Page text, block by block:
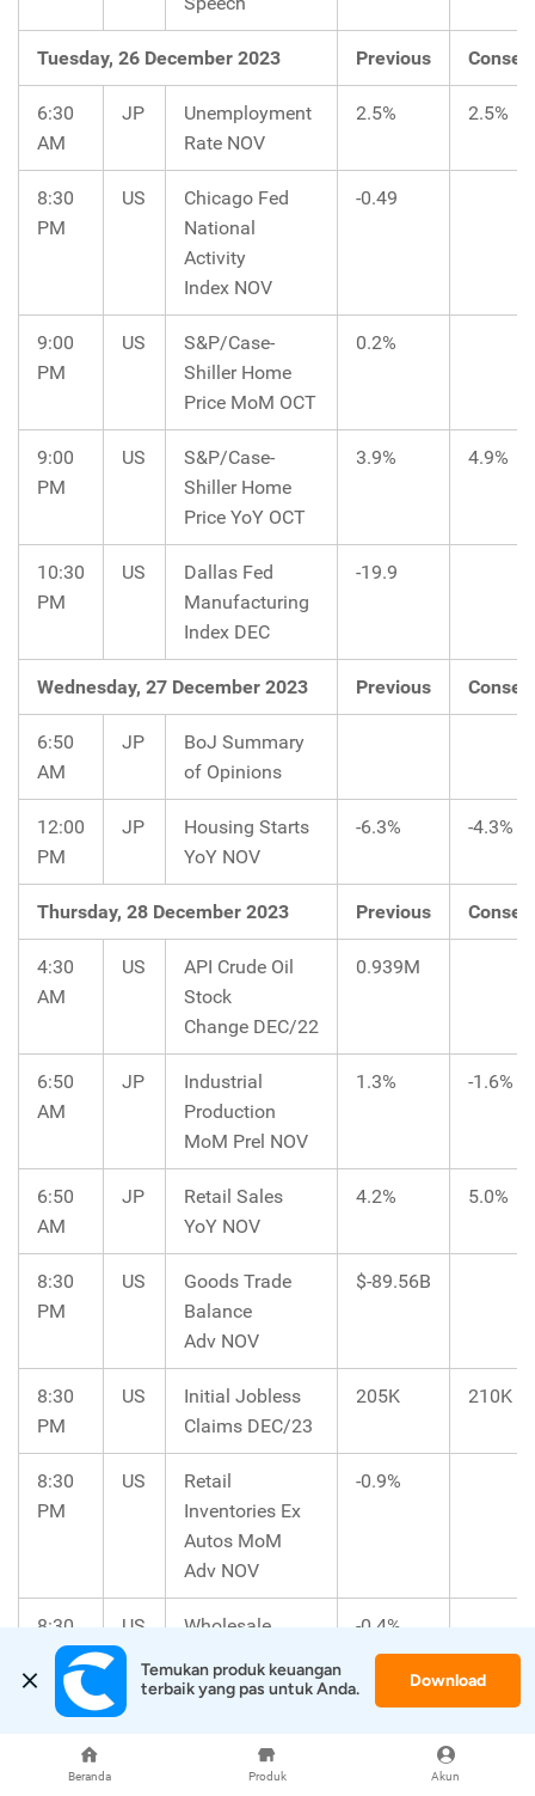
Beranda Produk Akun
Tuesday, 26 December 2023 Previous
6:30
AM
JP
Unemployment
Rate NOV
2.5% 2.5%
8:30
PM
US
Chicago Fed
National
Activity
Index NOV
-0.49
9:00
PM
US
S&P/Case-
Shiller Home
Price MoM OCT
0.2%
9:00
PM
US
S&P/Case-
Shiller Home
Price YoY OCT
3.9% 4.9%
10:30
PM
US
Dallas Fed
Manufacturing
Index DEC
-19.9
Wednesday, 27 December 2023 Previous
6:50
AM
JP
BoJ Summary
of Opinions
12:00
PM
JP
Housing Starts
YoY NOV
-6.3% -4.3%
Thursday, 28 December 2023 Previous
4:30
AM
US
API Crude Oil
Stock
Change DEC/22
0.939M
6:50
AM
JP
Industrial
Production
MoM Prel NOV
1.3% -1.6%
6:50
AM
JP
Retail Sales
YoY NOV
4.2% 5.0%
8:30
PM
US
Goods Trade
Balance
Adv NOV
$-89.56B
8:30
PM
US
Initial Jobless
Claims DEC/23
205K 210K
8:30
PM
US
Retail
Inventories Ex
Autos MoM
Adv NOV
-0.9%
8:30
PM
US
Wholesale
MoM Adv NOV
-0.4%
Temukan produk keuangan
terbaik yang pas untuk Anda.
Download